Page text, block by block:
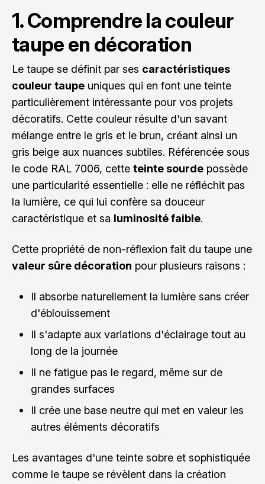
1. Comprendre la couleur
taupe en décoration
Le taupe se définit par ses caractéristiques
couleur taupe uniques qui en font une teinte
particulièrement intéressante pour vos projets
décoratifs. Cette couleur résulte d'un savant
mélange entre le gris et le brun, créant ainsi un
gris beige aux nuances subtiles. Référencée sous
le code RAL 7006, cette teinte sourde possède
une particularité essentielle : elle ne réfléchit pas
la lumière, ce qui lui confère sa douceur
caractéristique et sa luminosité faible.
Cette propriété de non-réflexion fait du taupe une
valeur sûre décoration pour plusieurs raisons :
Il absorbe naturellement la lumière sans créer
d'éblouissement
Il s'adapte aux variations d'éclairage tout au
long de la journée
Il ne fatigue pas le regard, même sur de
grandes surfaces
Il crée une base neutre qui met en valeur les
autres éléments décoratifs
Les avantages d'une teinte sobre et sophistiquée
comme le taupe se révèlent dans la création